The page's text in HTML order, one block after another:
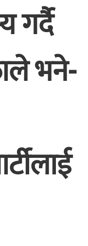
गर्दै
भने-